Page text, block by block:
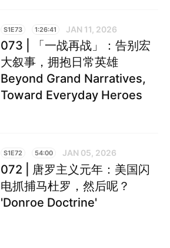
S1E73 1:26:41 JAN 11, 2026
073 | 「一战再战」：告别宏
大叙事，拥抱日常英雄
Beyond Grand Narratives,
Toward Everyday Heroes
S1E72 54:00 JAN 05, 2026
072 | 唐罗主义元年：美国闪
电抓捕马杜罗，然后呢？
'Donroe Doctrine'